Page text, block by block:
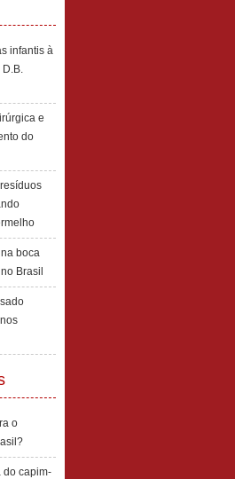
infantis à
D.B.
e
do
boca
Brasil
o
do capim-